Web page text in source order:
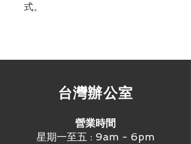
式。
​台灣辦公室
營業時間
星期一至五 : 9am - 6pm